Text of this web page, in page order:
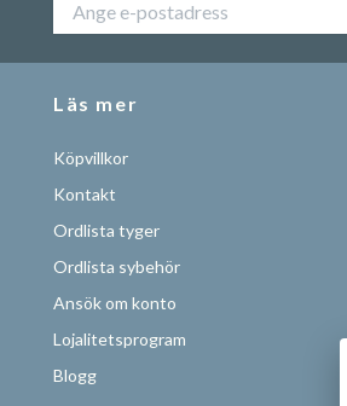
Läs mer
Köpvillkor
Kontakt
Ordlista tyger
Ordlista sybehör
Ansök om konto
Lojalitetsprogram
Blogg